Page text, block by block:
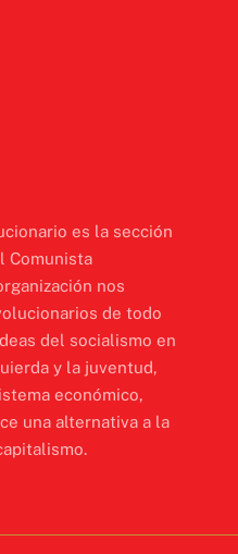
es la sección
Comunista
nos
de todo
del socialismo en
y la juventud,
económico,
una alternativa a la